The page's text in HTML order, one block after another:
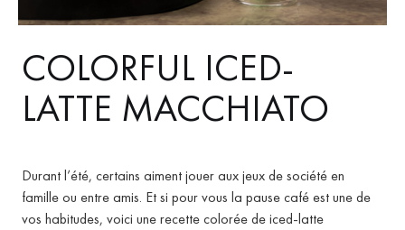
COLORFUL ICED-
LATTE MACCHIATO
Durant l’été, certains aiment jouer aux jeux de société en
famille ou entre amis. Et si pour vous la pause café est une de
vos habitudes, voici une recette colorée de iced-latte